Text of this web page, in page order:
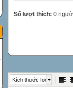
Số lượt thích: 0
Kích thước font